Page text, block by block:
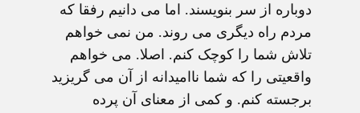
دوباره از سر بنويسند. اما می دانيم رفقا که
مردم راه ديگری می روند. من نمی خواهم
تلاش شما را کوچک کنم. اصلا. می خواهم
واقعيتی را که شما نااميدانه از آن می گريزيد
برجسته کنم. و کمی از معنای آن پرده